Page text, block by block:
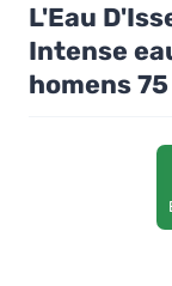
L'Eau
Intense
homens